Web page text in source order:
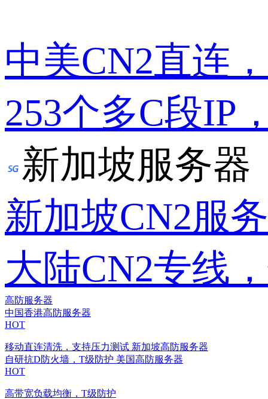
中美CN2直连
253个多C段IP
新加坡服务器
新加坡CN2服
大陆CN2专线
高防服务器
中国香港高防服务器
HOT
移动直连清洗，支持压力测试 新加坡高防服务器
自研抗D防火墙，T级防护 美国高防服务器
HOT
高带宽负载均衡，T级防护